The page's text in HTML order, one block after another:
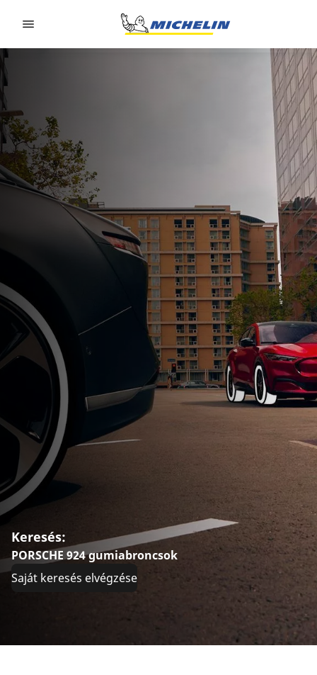
Keresés:
PORSCHE 924 gumiabroncsok
Saját keresés elvégzése